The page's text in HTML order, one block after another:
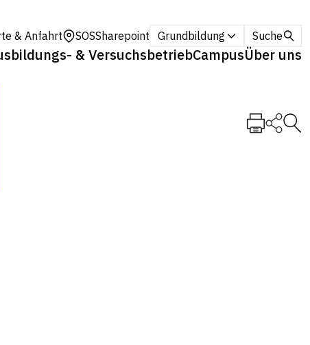
& Anfahrt SOSSharepoint Grundbildung Suche
& VersuchsbetriebCampusÜber uns